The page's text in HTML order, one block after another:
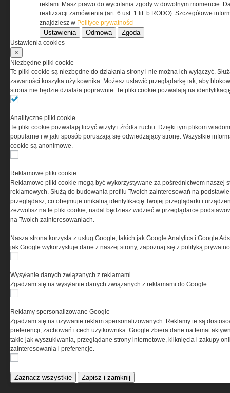
O NAS
misjach bojowych, uzbrojeniu, umundurowaniu
i wyposażeniu jednostek specjalnych w kraju i na świecie.
REGULAMIN
przez Grupa MEDIUM Spółka z ograniczoną
odpowiedzialnością Spółka komandytowa, nr KRS:
0000537655, NIP 1132860378, REGON 146393437
(zwana dalej Grupa MEDIUM) w postaci Regulaminu.
reklam. Masz prawo do wycofania zgody w dowolnym momencie.
realizxacji zamówienia (art. 6 ust. 1 lit. b RODO). Szczegółowe
znajdziesz w Polityce prywatności
Ustawienia Odmowa Zgoda
Ustawienia cookies
×
Niezbędne pliki cookie
Te pliki cookie są niezbędne do działania strony i nie można ich wyłączyć.
zawartości koszyka użytkownika. Możesz ustawić przeglądarkę tak, aby
strona nie będzie działała poprawnie. Te pliki cookie pozwalają na
Analityczne pliki cookie
Te pliki cookie pozwalają liczyć wizyty i źródła ruchu. Dzięki tym plikom
popularne i w jaki sposób poruszają się odwiedzający stronę. Wszystkie
cookie są anonimowe.
Reklamowe pliki cookie
Reklamowe pliki cookie mogą być wykorzystywane za pośrednictwem naszej
reklamowych. Służą do budowania profilu Twoich zainteresowań na
przeglądasz, co obejmuje unikalną identyfikację Twojej przeglądarki i
zezwolisz na te pliki cookie, nadal będziesz widzieć w przeglądarce
na Twoich zainteresowaniach.
Nasza strona korzysta z usług Google, takich jak Google Analytics i Google
jak Google wykorzystuje dane z naszej strony, zapoznaj się z polityką
Wysyłanie danych związanych z reklamami
Zgadzam się na wysyłanie danych związanych z reklamami do Google.
Reklamy spersonalizowane Google
Zgadzam się na używanie reklam spersonalizowanych. Reklamy te są
preferencji, zachowań i cech użytkownika. Google zbiera dane na temat
takie jak wyszukiwania, przeglądane strony internetowe, kliknięcia i zakupy
zainteresowania i preferencje.
Zaznacz wszystkie Zapisz i zamknij